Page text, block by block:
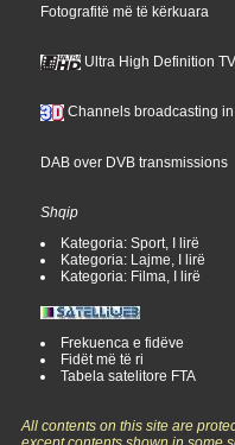
Fotografitë më të kërkuara
Ultra High Definition
Channels broadcasting
DAB over DVB transmissions
Shqip
Kategoria: Sport, I lirë
Kategoria: Lajme, I lirë
Kategoria: Filma, I lirë
Frekuenca e fidëve
Fidët më të ri
Tabela satelitore FTA
All contents on this site are